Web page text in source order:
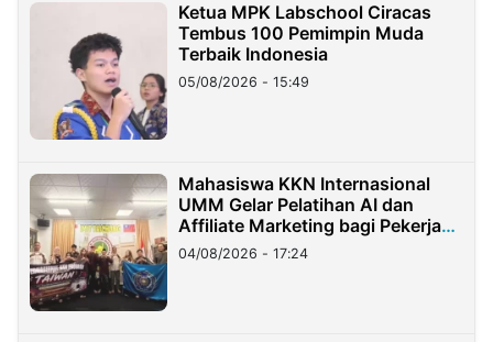
Ketua MPK Labschool Ciracas
Tembus 100 Pemimpin Muda
Terbaik Indonesia
05/08/2026 - 15:49
Mahasiswa KKN Internasional
UMM Gelar Pelatihan AI dan
Affiliate Marketing bagi Pekerja
Migran Indonesia di Taiwan
04/08/2026 - 17:24